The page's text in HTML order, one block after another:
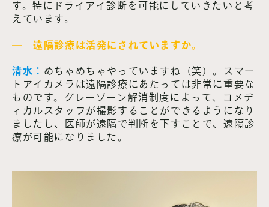
す。特にドライアイ診断を可能にしていきたいと考
えています。
― 遠隔診療は活発にされていますか。
清水： めちゃめちゃやっていますね（笑）。スマー
トアイカメラは遠隔診療にあたっては非常に重要な
ものです。グレーゾーン解消制度によって、コメデ
ィカルスタッフが撮影することができるようになり
ましたし、医師が遠隔で判断を下すことで、遠隔診
療が可能になりました。